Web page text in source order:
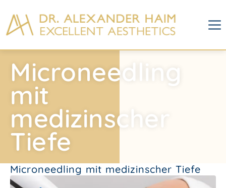
Microneedling
mit
medizinscher
Tiefe
Microneedling mit medizinscher Tiefe